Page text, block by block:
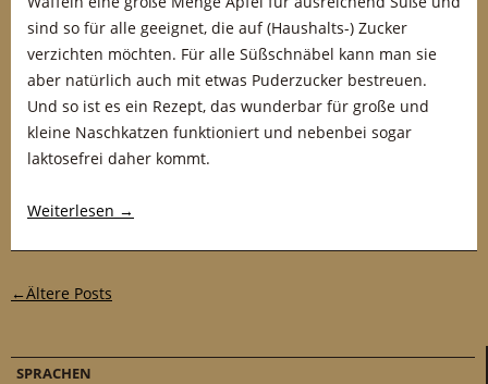
sind so für alle geeignet, die auf (Haushalts-) Zucker
verzichten möchten. Für alle Süßschnäbel kann man sie
aber natürlich auch mit etwas Puderzucker bestreuen.
Und so ist es ein Rezept, das wunderbar für große und
kleine Naschkatzen funktioniert und nebenbei sogar
laktosefrei daher kommt.
Weiterlesen →
Post-Navigation
←Ältere Posts
SPRACHEN